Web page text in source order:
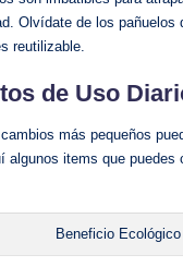
Olvídate de los pañuelos
reutilizable.
de Uso
más pequeños
algunos items que puedes
Beneficio Ecológico